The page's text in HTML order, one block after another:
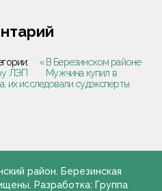
« В Березинском районе
ЛЭП
Мужчина купил в
их исследовали судэксперты
район. Березинская
Разработка: Группа